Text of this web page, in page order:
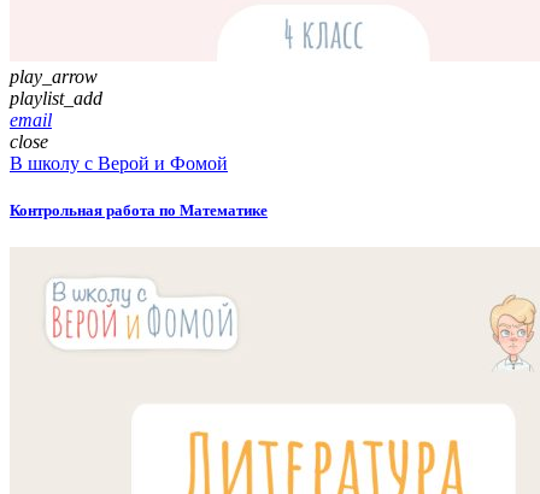
play_arrow
playlist_add
email
close
В школу с Верой и Фомой
Контрольная работа по Математике